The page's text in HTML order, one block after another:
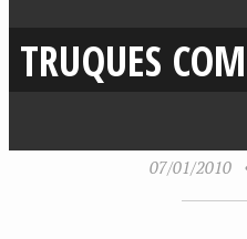
TRUQUES
07/01/2010